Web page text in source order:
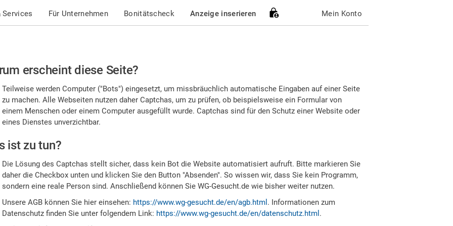
Services Für Unternehmen Bonitätscheck Anzeige inserieren Mein Konto
erscheint diese Seite?
Teilweise werden Computer ("Bots") eingesetzt, um missbräuchlich automatische Eingaben auf einer Seite
zu machen. Alle Webseiten nutzen daher Captchas, um zu prüfen, ob beispielsweise ein Formular von
einem Menschen oder einem Computer ausgefüllt wurde. Captchas sind für den Schutz einer Website oder
eines Dienstes unverzichtbar.
ist zu tun?
Die Lösung des Captchas stellt sicher, dass kein Bot die Website automatisiert aufruft. Bitte markieren Sie
daher die Checkbox unten und klicken Sie den Button "Absenden". So wissen wir, dass Sie kein Programm,
sondern eine reale Person sind. Anschließend können Sie WG-Gesucht.de wie bisher weiter nutzen.
Unsere AGB können Sie hier einsehen: https://www.wg-gesucht.de/en/agb.html . Informationen zum
Datenschutz finden Sie unter folgendem Link: https://www.wg-gesucht.de/en/datenschutz.html .